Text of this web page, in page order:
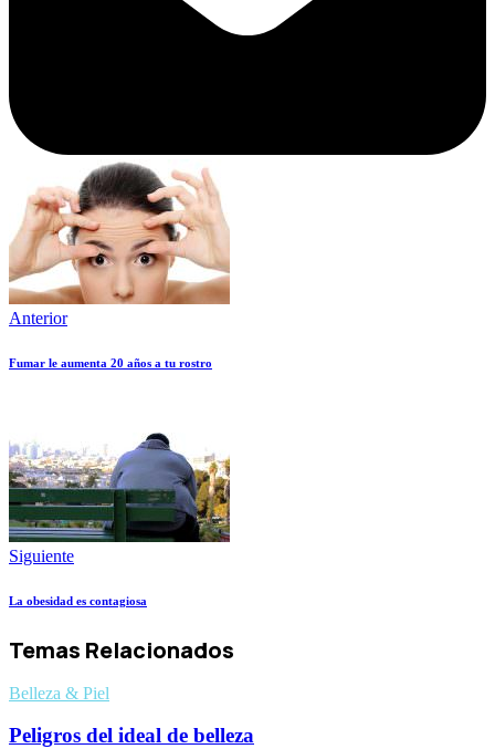
Anterior
Fumar le aumenta 20 años a tu rostro
Siguiente
La obesidad es contagiosa
Temas Relacionados
Belleza & Piel
Peligros del ideal de belleza